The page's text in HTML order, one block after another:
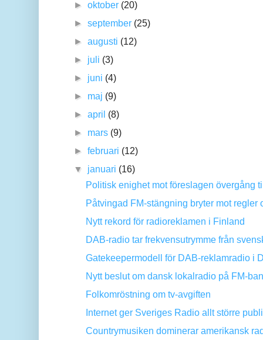
►oktober (20)
►september (25)
►augusti (12)
► juli (3)
► juni (4)
► maj (9)
►april (8)
► mars (9)
►februari (12)
▼ januari (16)
Politisk enighet mot föreslagen övergång
Påtvingad FM-stängning bryter mot regler
Nytt rekord för radioreklamen i Finland
DAB-radio tar frekvensutrymme från
Gatekeepermodell för DAB-reklamradio i
Nytt beslut om dansk lokalradio på FM-
Folkomröstning om tv-avgiften
Internet ger Sveriges Radio allt större
Countrymusiken dominerar amerikansk